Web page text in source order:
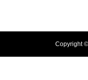
Copyright ©